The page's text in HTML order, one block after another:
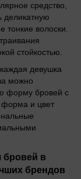
средство,
деликатную
волоски.
стойкостью.
девушка
можно
форму бровей с
форма и цвет
бровей в
брендов